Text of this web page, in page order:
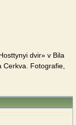
dvir» v Bila
Fotografie,